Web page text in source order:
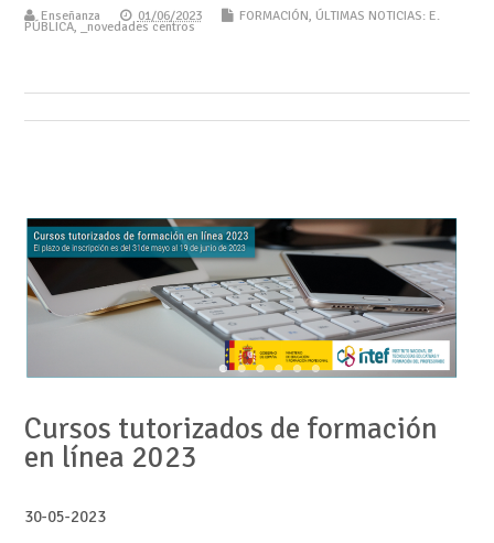
Enseñanza 01/06/2023 FORMACIÓN, ÚLTIMAS NOTICIAS: E.
PÚBLICA, _novedades centros
Cursos tutorizados de formación
en línea 2023
30-05-2023